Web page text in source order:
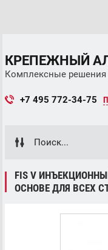
КРЕПЕЖНЫЙ
Комплексные решения
+7 495 772-34-75
FIS V
ОСНОВЕ ДЛЯ ВСЕХ